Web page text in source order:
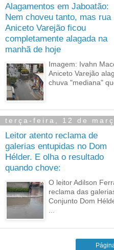
Alagamentos em Jaboatão:
Nem choveu tanto, mas rua
Aniceto Varejão ficou
completamente alagada na
manhã de hoje
Imagem: Ivahn
Aniceto Varejão
chuva "mediana"
terça-feira, 12 de
Leitor atento reclama de
galerias entupidas no Dom
Hélder. E olha o resultado
quando chove:
O leitor Adilson
reclama das
Conjunto Dom